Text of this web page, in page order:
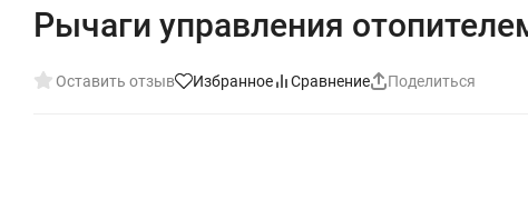
Рычаги управления
Оставить отзыв Избранное Сравнение Поделиться